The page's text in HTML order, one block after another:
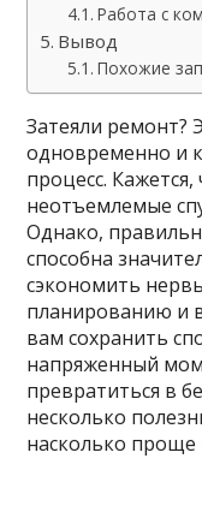
Работа с
Вывод
Похожие
Затеяли
одновременно и
процесс.
неотъемлемые
Однако,
способна
сэкономить
планированию и
вам сохранить
напряженный
превратиться в
несколько
насколько проще